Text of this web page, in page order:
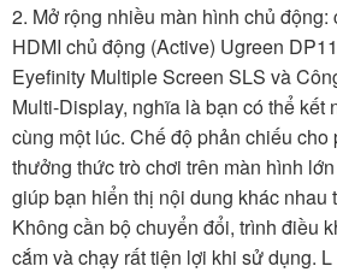
2. Mở rộng nhiều màn hình chủ
HDMI chủ động (Active) Ugreen
Eyefinity Multiple Screen SLS và
Multi-Display, nghĩa là bạn có thể kết
cùng một lúc. Chế độ phản chiếu cho
thưởng thức trò chơi trên màn hình
giúp bạn hiển thị nội dung khác nhau
Không cần bộ chuyển đổi, trình điều
cắm và chạy rất tiện lợi khi sử dụng. L